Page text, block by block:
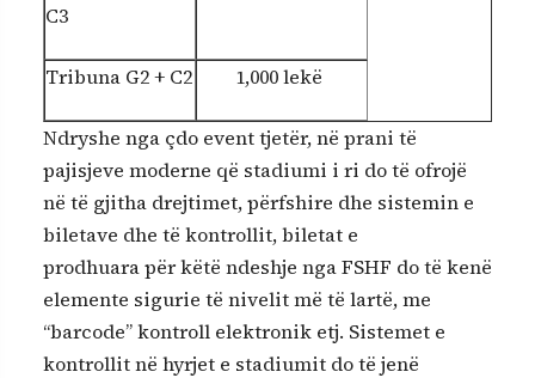
C3
Tribuna G2 + C2 1,000 lekë
Ndryshe nga çdo event tjetër, në prani të
pajisjeve moderne që stadiumi i ri do të ofrojë
në të gjitha drejtimet, përfshire dhe sistemin e
biletave dhe të kontrollit, biletat e
prodhuara për këtë ndeshje nga FSHF do të kenë
elemente sigurie të nivelit më të lartë, me
“barcode” kontroll elektronik etj. Sistemet e
kontrollit në hyrjet e stadiumit do të jenë